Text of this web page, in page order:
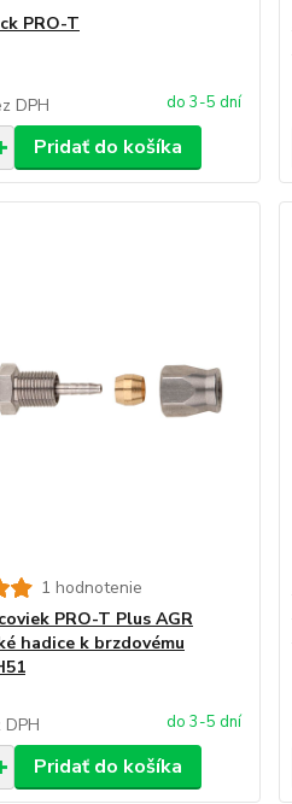
PRO-T
DPH do 3-5 dní
Pridať do košíka
1 hodnotenie
PRO-T Plus AGR
hadice k brzdovému
DPH do 3-5 dní
Pridať do košíka